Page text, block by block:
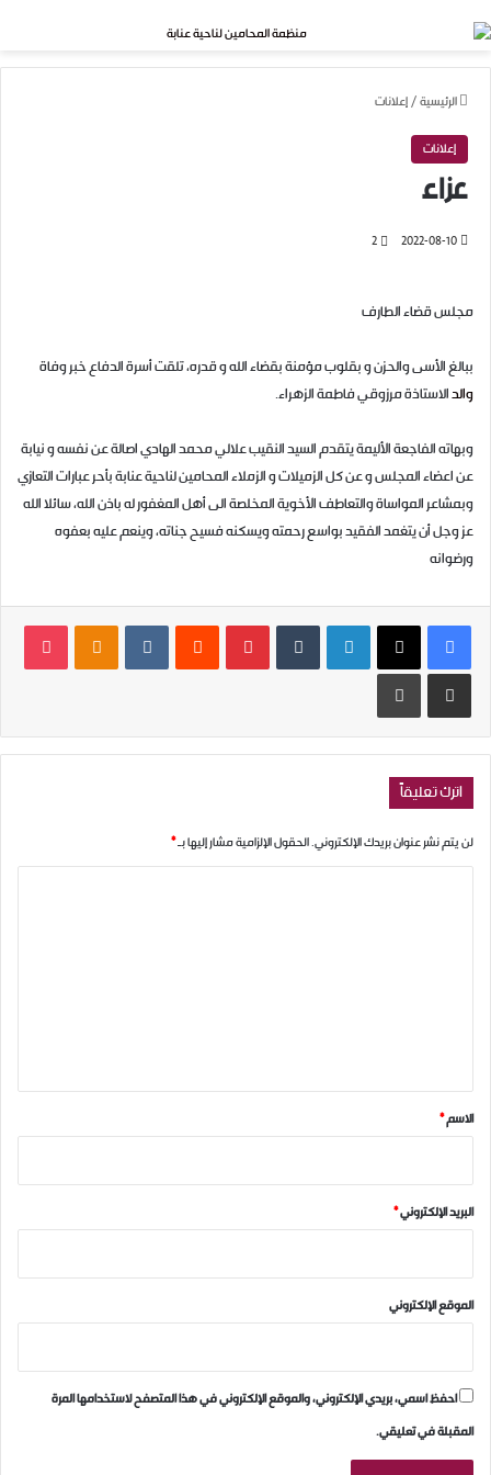
الرئيسية / إعلانات
إعلانات
عزاء
2022-08-10
2
مجلس قضاء الطارف
ببالغ الأسى والحزن و بقلوب مؤمنة بقضاء الله و قدره، تلقت أسرة الدفاع خبر وفاة
والد الاستاذة مرزوقي فاطمة الزهراء.
وبهاته الفاجعة الأليمة يتقدم السيد النقيب علالي محمد الهادي اصالة عن نفسه و نيابة
عن اعضاء المجلس و عن كل الزميلات و الزملاء المحامين لناحية عنابة بأحر عبارات التعازي
وبمشاعر المواساة والتعاطف الأخوية المخلصة الى أهل المغفور له باذن الله، سائلا الله
عز وجل أن يتغمد الفقيد بواسع رحمته ويسكنه فسيح جناته، وينعم عليه بعفوه
ورضوانه
فيسبوك ‫X لينكدإن بينتيريست
مشاركة عبر البريد طباعة
اترك تعليقاً
لن يتم نشر عنوان بريدك الإلكتروني.الحقول الإلزامية مشار إليها بـ*
*الاسم*
البريد الإلكتروني*
الموقع الإلكتروني
احفظ اسمي، بريدي الإلكتروني، والموقع الإلكتروني في هذا المتصفح لاستخدامها المرة
المقبلة في تعليقي.